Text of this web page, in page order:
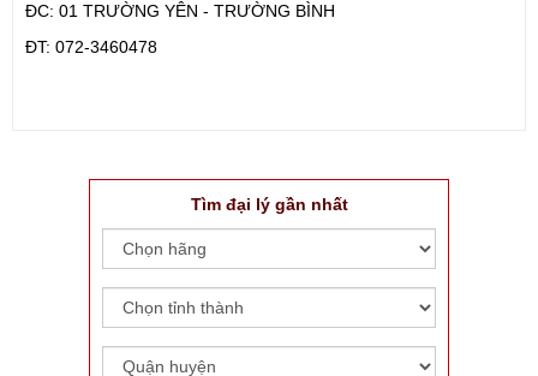
ĐC: 01 TRƯỜNG YÊN - TRƯỜNG BÌNH
ÐT: 072-3460478
Tìm đại lý gần nhất